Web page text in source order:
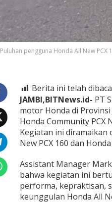
f
r
m
a
U
n
l
a
n
H
o
n
d
P
C
X
d
a
Puluhan pengguna Honda All New PCX
Berita ini telah
JAMBI,BITNews.id- PT
motor Honda di
Honda Community PCX
Kegiatan ini diramaikan
New PCX 160 dan Honda
Assistant Manager
bahwa kegiatan ini
performa, kepraktisan,
keunggulan Honda All